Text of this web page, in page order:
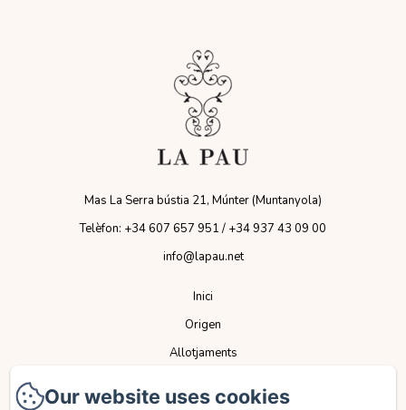
Mas La Serra bústia 21, Múnter (Muntanyola)
Telèfon: +34 607 657 951 / +34 937 43 09 00
info@lapau.net
Inici
Origen
Allotjaments
Our website uses cookies